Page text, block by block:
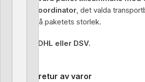
transportkoordinator, det valda
beroende på paketets storlek.
Postnord, DHL eller DSV.
Byte eller retur av varor